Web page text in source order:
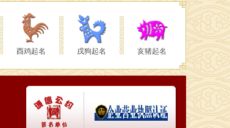
酉鸡起名 戌狗起名 亥猪起名